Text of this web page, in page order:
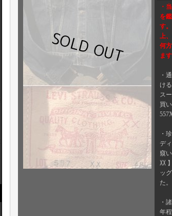
・
を
す
上
何
ます
・
け
ス
買
・
デ
窺
〷
ッ
た。
・
年